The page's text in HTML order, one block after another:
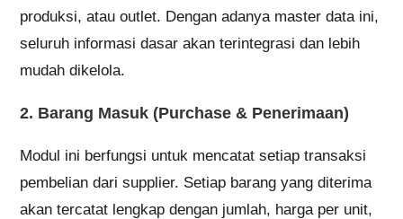
produksi, atau outlet. Dengan adanya master data ini,
seluruh informasi dasar akan terintegrasi dan lebih
mudah dikelola.
2. Barang Masuk (Purchase & Penerimaan)
Modul ini berfungsi untuk mencatat setiap transaksi
pembelian dari supplier. Setiap barang yang diterima
akan tercatat lengkap dengan jumlah, harga per unit,